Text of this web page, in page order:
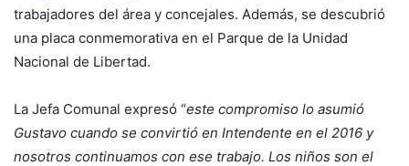
trabajadores del área y concejales. Además, se descubrió
una placa conmemorativa en el Parque de la Unidad
Nacional de Libertad.
La Jefa Comunal expresó “este compromiso lo asumió
Gustavo cuando se convirtió en Intendente en el 2016 y
nosotros continuamos con ese trabajo. Los niños son el